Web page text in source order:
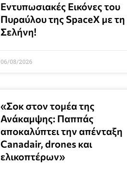
Εντυπωσιακές Εικόνες του
Πυραύλου της SpaceX με τη
Σελήνη!
06/08/2026
«Σοκ στον τομέα της
Ανάκαμψης: Παππάς
αποκαλύπτει την απένταξη
Canadair, drones και
ελικοπτέρων»